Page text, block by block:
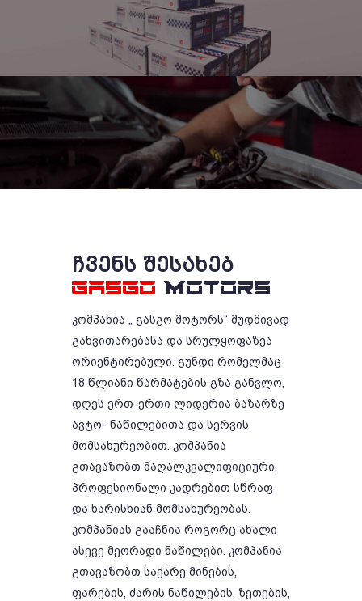
ᲩᲕᲔᲜᲡ ᲨᲔᲡᲐᲮᲔᲑ
GASGO MOTORS
კომპანია „ გასგო მოტორს“ მუდმივად
განვითარებასა და სრულყოფაზეა
ორიენტირებული. გუნდი რომელმაც
18 წლიანი წარმატების გზა განვლო,
დღეს ერთ-ერთი ლიდერია ბაზარზე
ავტო- ნაწილებითა და სერვის
მომსახურეობით. კომპანია
გთავაზობთ მაღალკვალიფიციური,
პროფესიონალი კადრებით სწრაფ
და ხარისხიან მომსახურეობას.
კომპანიას გააჩნია როგორც ახალი
ასევე მეორადი ნაწილები. კომპანია
გთავაზობთ საქარე მინების,
ფარების, ძარის ნაწილების, ზეთების,